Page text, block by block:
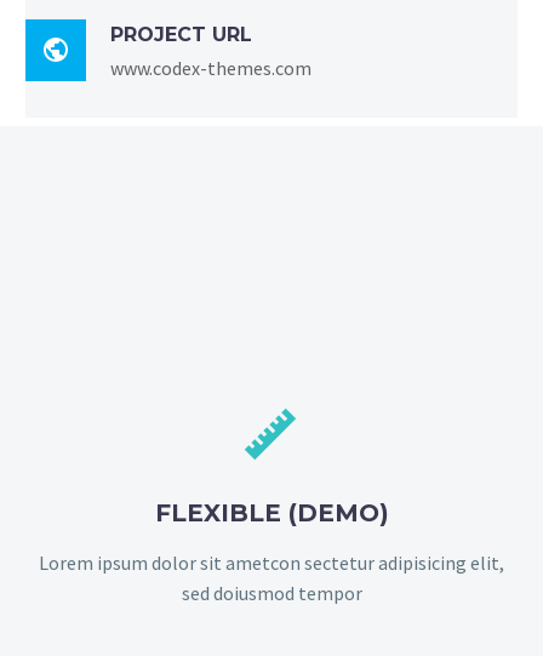

PROJECT URL
www.codex-themes.com


FLEXIBLE (DEMO)
Lorem ipsum dolor sit ametcon sectetur adipisicing elit,
sed doiusmod tempor